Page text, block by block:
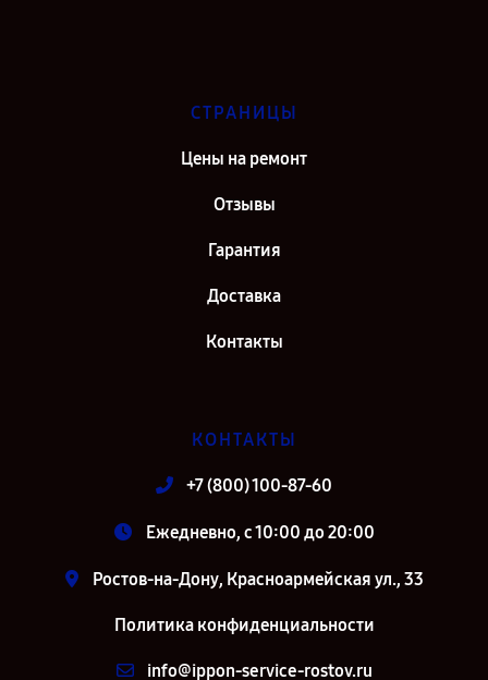
Ремонт источника бесперебойного питания IPPON Back Basic
Ремонт источника бесперебойного питания IPPON Back Basic
СТРАНИЦЫ
Цены на ремонт
Отзывы
Гарантия
Доставка
Контакты
КОНТАКТЫ
+7 (800) 100-87-60
Ежедневно, с 10:00 до 20:00
Ростов-на-Дону, Красноармейская ул., 33
Политика конфиденциальности
info@ippon-service-rostov.ru